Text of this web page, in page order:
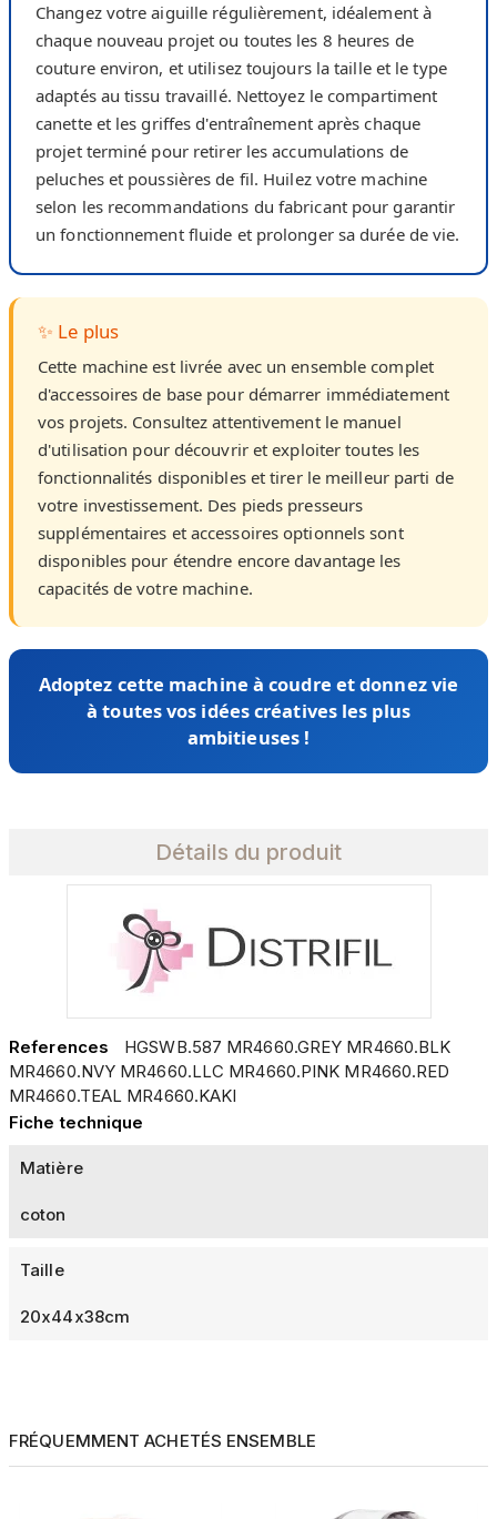
Changez votre aiguille régulièrement, idéalement à
chaque nouveau projet ou toutes les 8 heures de
couture environ, et utilisez toujours la taille et le type
adaptés au tissu travaillé. Nettoyez le compartiment
canette et les griffes d'entraînement après chaque
projet terminé pour retirer les accumulations de
peluches et poussières de fil. Huilez votre machine
selon les recommandations du fabricant pour garantir
un fonctionnement fluide et prolonger sa durée de vie.
✨ Le plus
Cette machine est livrée avec un ensemble complet
d'accessoires de base pour démarrer immédiatement
vos projets. Consultez attentivement le manuel
d'utilisation pour découvrir et exploiter toutes les
fonctionnalités disponibles et tirer le meilleur parti de
votre investissement. Des pieds presseurs
supplémentaires et accessoires optionnels sont
disponibles pour étendre encore davantage les
capacités de votre machine.
Adoptez cette machine à coudre et donnez vie
à toutes vos idées créatives les plus
ambitieuses !
Détails du produit
References
HGSWB.587 MR4660.GREY MR4660.BLK
MR4660.NVY MR4660.LLC MR4660.PINK MR4660.RED
MR4660.TEAL MR4660.KAKI
Fiche technique
Matière
coton
Taille
20x44x38cm
FRÉQUEMMENT ACHETÉS ENSEMBLE